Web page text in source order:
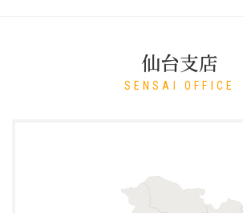
仙台支店
SENSAI OFFICE